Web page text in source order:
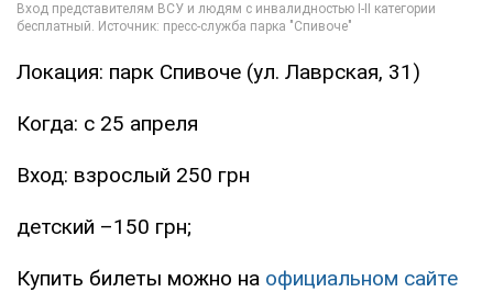
Локация: парк Спивоче (ул. Лаврская, 31)
Когда: с 25 апреля
Вход: взрослый 250 грн
детский –150 грн;
Купить билеты можно на официальном сайте